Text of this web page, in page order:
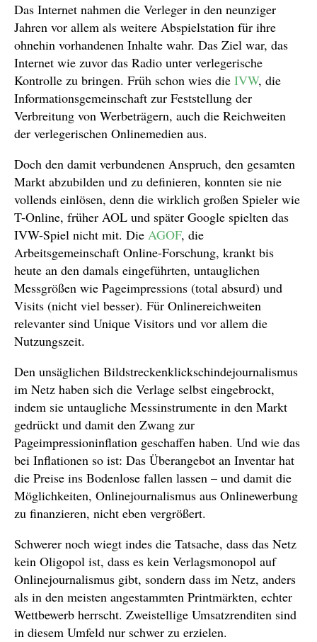
Das Internet nahmen die Verleger in den neunziger
Jahren vor allem als weitere Abspielstation für ihre
ohnehin vorhandenen Inhalte wahr. Das Ziel war, das
Internet wie zuvor das Radio unter verlegerische
Kontrolle zu bringen. Früh schon wies die IVW, die
Informationsgemeinschaft zur Feststellung der
Verbreitung von Werbeträgern, auch die Reichweiten
der verlegerischen Onlinemedien aus.
Doch den damit verbundenen Anspruch, den gesamten
Markt abzubilden und zu definieren, konnten sie nie
vollends einlösen, denn die wirklich großen Spieler wie
T-Online, früher AOL und später Google spielten das
IVW-Spiel nicht mit. Die AGOF, die
Arbeitsgemeinschaft Online-Forschung, krankt bis
heute an den damals eingeführten, untauglichen
Messgrößen wie Pageimpressions (total absurd) und
Visits (nicht viel besser). Für Onlinereichweiten
relevanter sind Unique Visitors und vor allem die
Nutzungszeit.
Den unsäglichen Bildstreckenklickschindejournalismus
im Netz haben sich die Verlage selbst eingebrockt,
indem sie untaugliche Messinstrumente in den Markt
gedrückt und damit den Zwang zur
Pageimpressioninflation geschaffen haben. Und wie das
bei Inflationen so ist: Das Überangebot an Inventar hat
die Preise ins Bodenlose fallen lassen – und damit die
Möglichkeiten, Onlinejournalismus aus Onlinewerbung
zu finanzieren, nicht eben vergrößert.
Schwerer noch wiegt indes die Tatsache, dass das Netz
kein Oligopol ist, dass es kein Verlagsmonopol auf
Onlinejournalismus gibt, sondern dass im Netz, anders
als in den meisten angestammten Printmärkten, echter
Wettbewerb herrscht. Zweistellige Umsatzrenditen sind
in diesem Umfeld nur schwer zu erzielen.